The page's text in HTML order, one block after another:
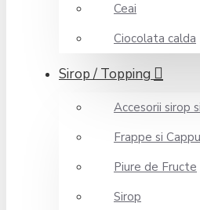
Ceai
Ciocolata calda
Sirop / Topping
Accesorii sirop
Frappe si
Piure de Fructe
Sirop